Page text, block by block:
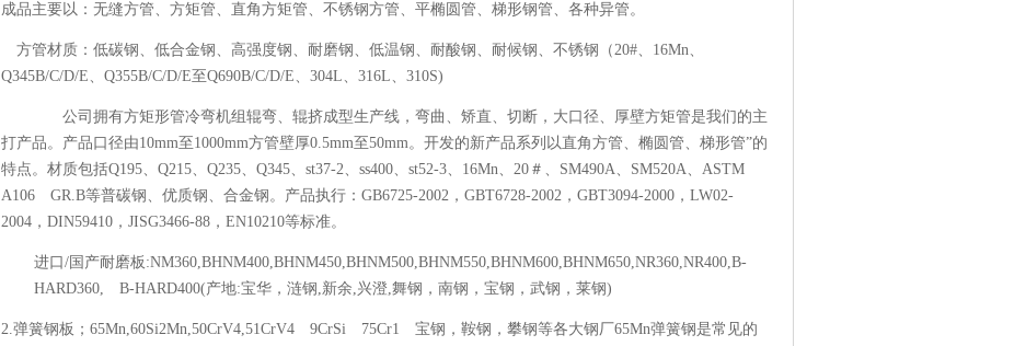
成品主要以：无缝方管、方矩管、直角方矩管、不锈钢方管、平椭圆管、梯形钢管、各种异管。
方管材质：低碳钢、低合金钢、高强度钢、耐磨钢、低温钢、耐酸钢、耐候钢、不锈钢（20#、16Mn、
Q345B/C/D/E、Q355B/C/D/E至Q690B/C/D/E、304L、316L、310S)
公司拥有方矩形管冷弯机组辊弯、辊挤成型生产线，弯曲、矫直、切断，大口径、厚壁方矩管是我们的主
打产品。产品口径由10mm至1000mm方管壁厚0.5mm至50mm。开发的新产品系列以直角方管、椭圆管、梯形管”的
特点。材质包括Q195、Q215、Q235、Q345、st37-2、ss400、st52-3、16Mn、20＃、SM490A、SM520A、ASTM
A106 GR.B等普碳钢、优质钢、合金钢。产品执行：GB6725-2002，GBT6728-2002，GBT3094-2000，LW02-
2004，DIN59410，JISG3466-88，EN10210等标准。
进口/国产耐磨板:NM360,BHNM400,BHNM450,BHNM500,BHNM550,BHNM600,BHNM650,NR360,NR400,B-
HARD360, B-HARD400(产地:宝华，涟钢,新余,兴澄,舞钢，南钢，宝钢，武钢，莱钢)
2.弹簧钢板；65Mn,60Si2Mn,50CrV4,51CrV4 9CrSi 75Cr1 宝钢，鞍钢，攀钢等各大钢厂65Mn弹簧钢是常见的